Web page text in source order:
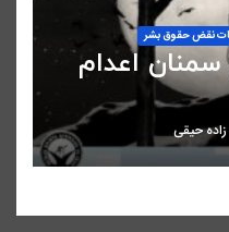
نقض حقوق بشر
سمنان اعدام
حیقی